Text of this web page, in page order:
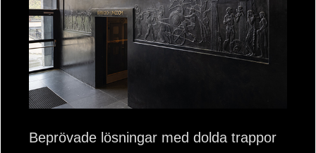
Beprövade lösningar med dolda trappor